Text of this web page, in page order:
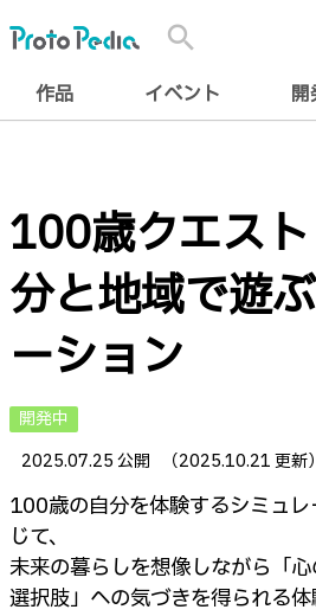
search
作品 イベント 開
100歳クエス
分と地域で遊
ーション
開発中
2025.07.25 公開
（2025.10.21 更新）
100歳の自分を体験するシミュ
じて、
未来の暮らしを想像しながら「
選択肢」への気づきを得られる体